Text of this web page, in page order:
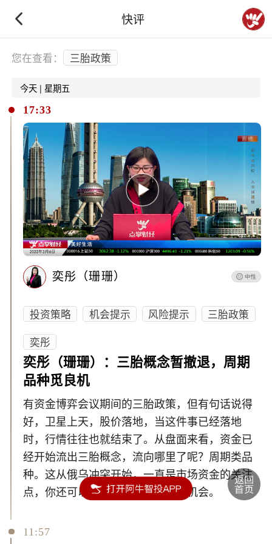
快评
下拉刷新
您在查看： 三胎政策
今天 | 星期五
17:33
奕彤（珊珊）
投资策略 机会提示 风险提示
三胎政策
奕彤
奕彤（珊珊）：三胎概念暂撤退，周期
品种觅良机
有资金博弈会议期间的三胎政策，但有句话说得
好，卫星上天，股价落地，当这件事已经落地
时，行情往往也就结束了。从盘面来看，资金已
经开始流出三胎概念，流向哪里了呢？周期类品
种。这从俄乌冲突开始，一直是市场资金的关注
点，你还可以挖掘其他周期品种的机会。
11:57